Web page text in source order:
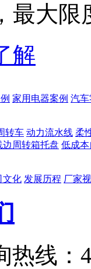
最大限
解
家用电器案例 汽车
转车 动力流水线 柔
边周转箱托盘 低成
文化 发展历程 厂家
热线：